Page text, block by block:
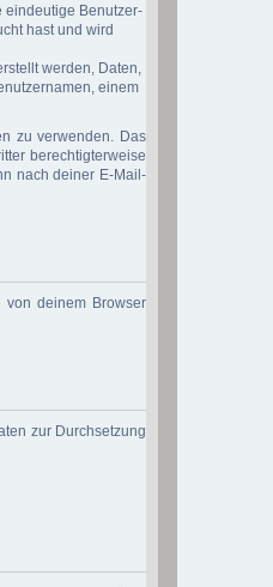
eindeutige Benutzer-
hast und wird
werden, Daten,
einem
zu verwenden. Das
berechtigterweise
nach deiner E-Mail-
von deinem Browser
zur Durchsetzung